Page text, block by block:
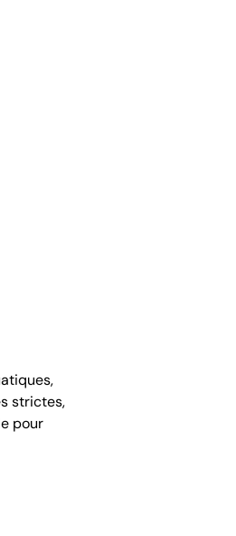
strictes,
pour